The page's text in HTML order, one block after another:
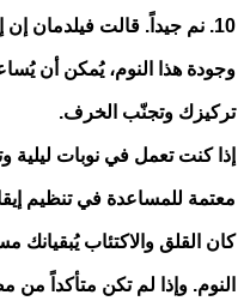
10. نم جيداً. قالت فيلدمان
وجودة هذا النوم، يُمكن أن
تركيزك وتجنّب الخرف.
إذا كنت تعمل في نوبات ليلية
معتمة للمساعدة في تنظيم
كان القلق والاكتئاب
النوم. وإذا لم تكن متأكداً